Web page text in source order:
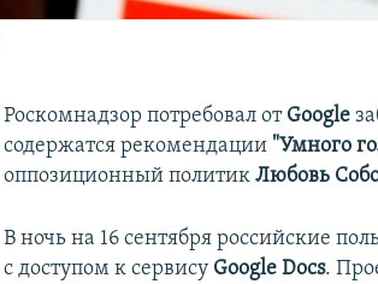
Роскомнадзор потребовал от Google
содержатся рекомендации "Умного
оппозиционный политикЛюбовь
В ночь на 16 сентября российские
с доступом к сервису Google Docs.